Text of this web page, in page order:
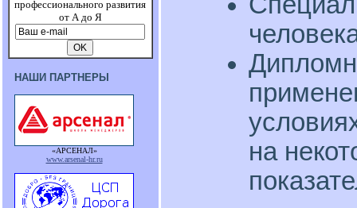
профессионального развития
от А до Я
НАШИ ПАРТНЕРЫ
«АРСЕНАЛ»
www.arsenal-hr.ru
на